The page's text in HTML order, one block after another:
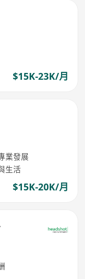
$15K-23K/月
業發展
生活
$15K-20K/月